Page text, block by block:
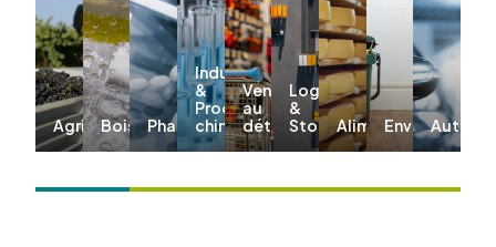
Agriculture
BoissonsPharma
Industriel
&
Produits
chimiques
Vente
au
détail
Logistique
&
StockageAlimentation